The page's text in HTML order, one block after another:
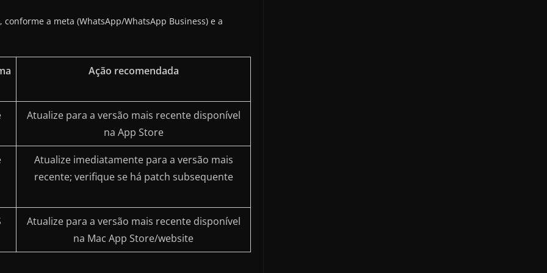
a meta (WhatsApp/WhatsApp Business) e a
Ação recomendada
Atualize para a versão mais recente disponível
na App Store
Atualize imediatamente para a versão mais
recente; verifique se há patch subsequente
Atualize para a versão mais recente disponível
na Mac App Store/website